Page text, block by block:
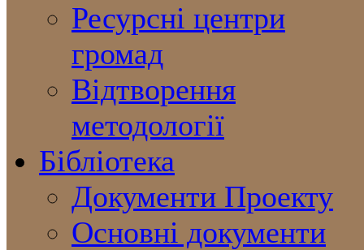
Ресурсні центри
громад
Відтворення
методології
Бібліотека
Документи Проекту
Основні документи